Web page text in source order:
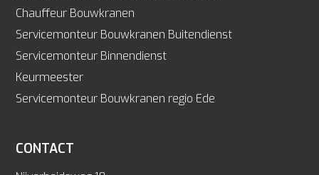
Chauffeur Bouwkranen
Servicemonteur Bouwkranen Buitendienst
Servicemonteur Binnendienst
Keurmeester
Servicemonteur Bouwkranen regio Ede
CONTACT